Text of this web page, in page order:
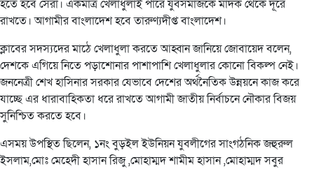
হতে হবে সেরা। একমাত্র খেলাধুলাই পারে যুবসমাজকে মাদক থেকে দূরে
রাখতে। আগামীর বাংলাদেশ হবে তারুণ্যদীপ্ত বাংলাদেশ।
ক্লাবের সদস্যদের মাঠে খেলাধুলা করতে আহ্বান জানিয়ে জোবায়েদ বলেন,
দেশকে এগিয়ে নিতে পড়াশোনার পাশাপাশি খেলাধুলার কোনো বিকল্প নেই।
জননেত্রী শেখ হাসিনার সরকার যেভাবে দেশের অর্থনৈতিক উন্নয়নে কাজ করে
যাচ্ছে এর ধারাবাহিকতা ধরে রাখতে আগামী জাতীয় নির্বাচনে নৌকার বিজয়
সুনিশ্চিত করতে হবে।
এসময় উপস্থিত ছিলেন, ১নং বুড়ইল ইউনিয়ন যুবলীগের সাংগঠনিক জহুরুল
ইসলাম,মোঃ মেহেদী হাসান রিজু ,মোহাম্মদ শামীম হাসান ,মোহাম্মদ সবুর